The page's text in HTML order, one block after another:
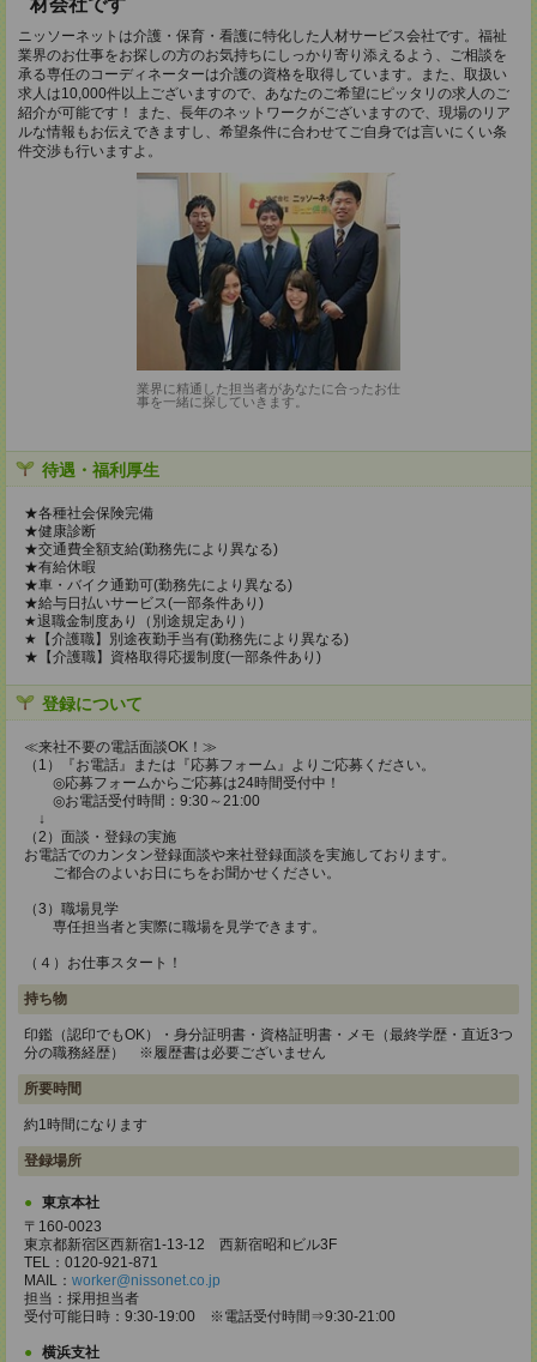
材会社です
ニッソーネットは介護・保育・看護に特化した人材サービス会社です。福祉
業界のお仕事をお探しの方のお気持ちにしっかり寄り添えるよう、ご相談を
承る専任のコーディネーターは介護の資格を取得しています。また、取扱い
求人は10,000件以上ございますので、あなたのご希望にピッタリの求人のご
紹介が可能です！ また、長年のネットワークがございますので、現場のリア
ルな情報もお伝えできますし、希望条件に合わせてご自身では言いにくい条
件交渉も行いますよ。
業界に精通した担当者があなたに合ったお仕
事を一緒に探していきます。
待遇・福利厚生
★各種社会保険完備
★健康診断
★交通費全額支給(勤務先により異なる)
★有給休暇
★車・バイク通勤可(勤務先により異なる)
★給与日払いサービス(一部条件あり)
★退職金制度あり（別途規定あり）
★【介護職】別途夜勤手当有(勤務先により異なる)
★【介護職】資格取得応援制度(一部条件あり)
登録について
≪来社不要の電話面談OK！≫
（1）『お電話』または『応募フォーム』よりご応募ください。
◎応募フォームからご応募は24時間受付中！
◎お電話受付時間：9:30～21:00
↓
（2）面談・登録の実施
お電話でのカンタン登録面談や来社登録面談を実施しております。
ご都合のよいお日にちをお聞かせください。
（3）職場見学
専任担当者と実際に職場を見学できます。
（４）お仕事スタート！
持ち物
印鑑（認印でもOK）・身分証明書・資格証明書・メモ（最終学歴・直近3つ
分の職務経歴） ※履歴書は必要ございません
所要時間
約1時間になります
登録場所
東京本社
〒160-0023
東京都新宿区西新宿1-13-12 西新宿昭和ビル3F
TEL：0120-921-871
MAIL： worker@nissonet.co.jp
担当：採用担当者
受付可能日時：9:30-19:00 ※電話受付時間⇒9:30-21:00
横浜支社